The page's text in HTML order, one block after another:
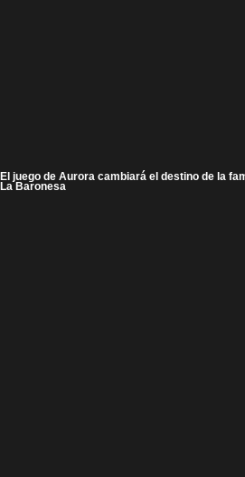
El juego de Aurora cambiará el destino de la
La Baronesa